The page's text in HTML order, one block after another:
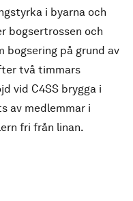
i byarna och
bogsertrossen och
bogsering på grund av
två timmars
vid C4SS brygga i
av medlemmar i
fri från linan.